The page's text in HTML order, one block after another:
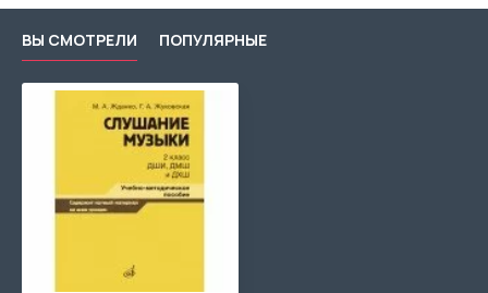
ВЫ СМОТРЕЛИ ПОПУЛЯРНЫЕ